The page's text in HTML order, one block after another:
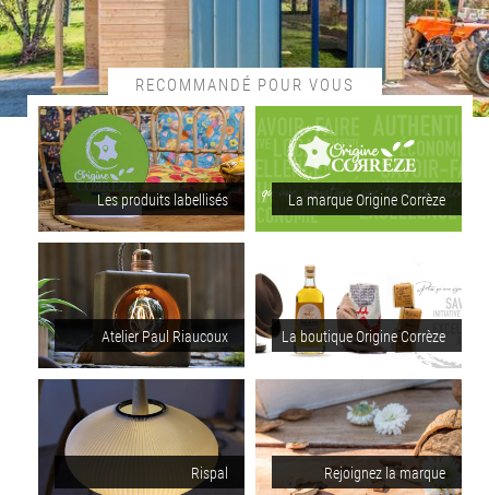
RECOMMANDÉ POUR VOUS
Les produits labellisés La marque Origine Corrèze
Atelier Paul Riaucoux La boutique Origine Corrèze
Rispal Rejoignez la marque